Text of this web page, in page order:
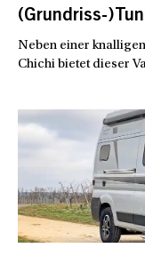
(Grundriss-
Neben einer
Chichi bietet dieser